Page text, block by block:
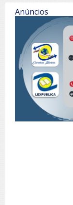
Anúncios